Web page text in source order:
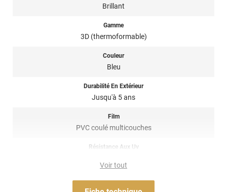
dire qu’il est thermoformable. Il est donc sensible à la chaleur
(décapeur thermique ou sèche-cheveux), il est conseillé dans la
courbées ! Il est donc privilégié pour un
partiel covering
HX20280B.
Brillant
Gamme
3D (thermoformable)
Couleur
Bleu
Durabilité En Extérieur
Jusqu'à 5 ans
Film
PVC coulé multicouches
Résistance Aux Uv
Acrylique solvant, sensible à la pression, repositionnable
Voir tout